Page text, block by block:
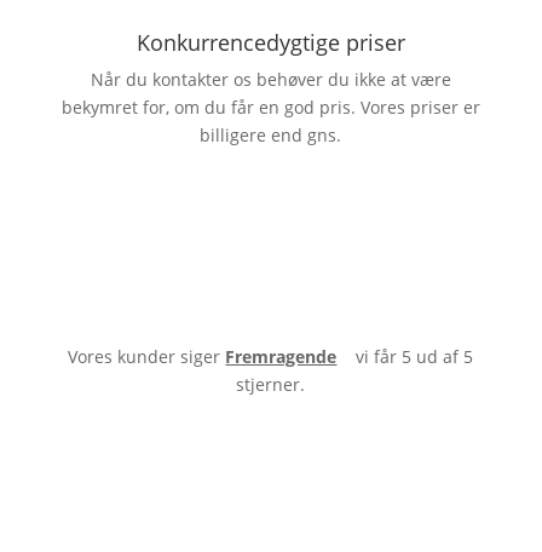
Konkurrencedygtige priser
Når du kontakter os behøver du ikke at være
bekymret for, om du får en god pris. Vores priser er
billigere end gns.
Vores kunder siger Fremragende
vi får 5 ud af 5
stjerner.